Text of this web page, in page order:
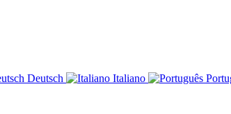
Deutsch Italiano